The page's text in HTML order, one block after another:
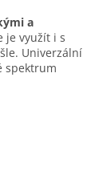
a
je využít i s
Univerzální
spektrum